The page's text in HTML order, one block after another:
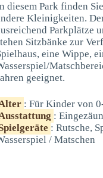
diesem Park finden
Kleinigkeiten.
Parkplätze
Sitzbänke zur
eine Wippe,
geeignet.
: Für Kinder von
:
: Rutsche,
/ Matschen